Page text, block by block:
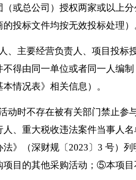
或总公司）授权两家或以上
投标文件均按无效投标处理）
、主要经营负责人、项目投
得由同一单位或者同一人编
情况表》相关信息）。
动时不存在被有关部门禁止参
、重大税收违法案件当事人
法》（深财规〔2023〕3 号）
目的其他采购活动；⑤本项